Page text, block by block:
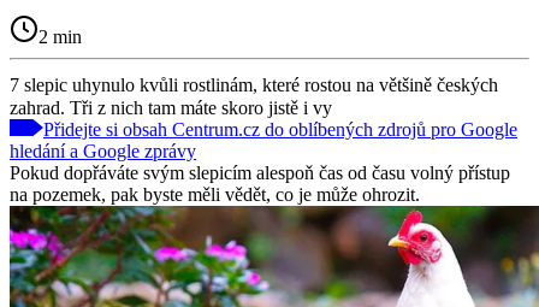
2 min
7 slepic uhynulo kvůli rostlinám, které rostou na většině českých
zahrad. Tři z nich tam máte skoro jistě i vy
Přidejte si obsah Centrum.cz do oblíbených zdrojů pro Google
hledání a Google zprávy
Pokud dopřáváte svým slepicím alespoň čas od času volný přístup
na pozemek, pak byste měli vědět, co je může ohrozit.